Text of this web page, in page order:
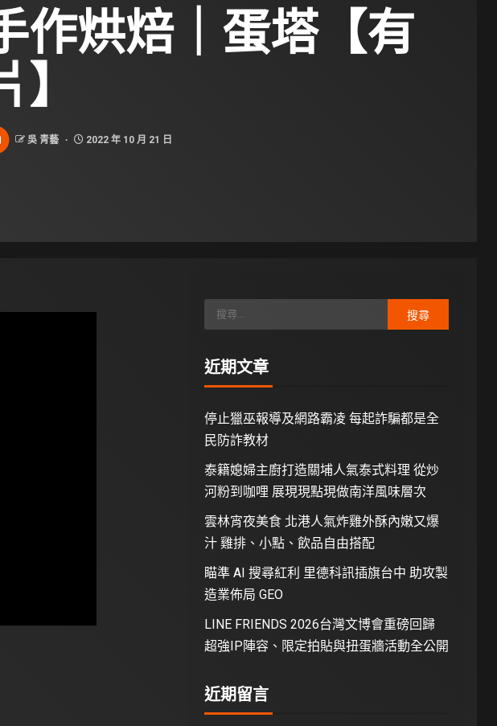
作烘焙｜蛋塔【有
】
吳 青藝 2022 年 10 月 21 日
近期文章
停止獵巫報導及網路霸凌 每起詐騙都是全
民防詐教材
泰籍媳婦主廚打造關埔人氣泰式料理 從炒
河粉到咖哩 展現現點現做南洋風味層次
雲林宵夜美食 北港人氣炸雞外酥內嫩又爆
汁 雞排、小點、飲品自由搭配
瞄準 AI 搜尋紅利 里德科訊插旗台中 助攻製
造業佈局 GEO
LINE FRIENDS 2026台灣文博會重磅回歸
超強IP陣容、限定拍貼與扭蛋牆活動全公開
近期留言